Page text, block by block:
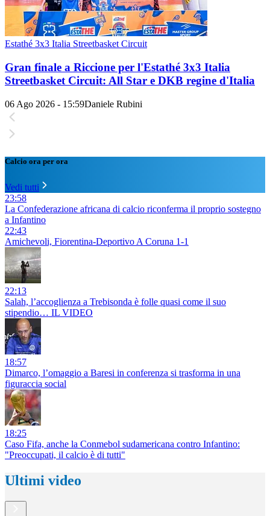
Estathé 3x3 Italia Streetbasket Circuit
Gran finale a Riccione per l'Estathé 3x3 Italia
Streetbasket Circuit: All Star e DKB regine d'Italia
06 Ago 2026 - 15:59Daniele Rubini
Calcio ora per ora
Vedi tutti
23:58
La Confederazione africana di calcio riconferma il proprio sostegno
a Infantino
22:43
Amichevoli, Fiorentina-Deportivo A Coruna 1-1
22:13
Salah, l’accoglienza a Trebisonda è folle quasi come il suo
stipendio… IL VIDEO
18:57
Dimarco, l’omaggio a Baresi in conferenza si trasforma in una
figuraccia social
18:25
Caso Fifa, anche la Conmebol sudamericana contro Infantino:
"Preoccupati, il calcio è di tutti"
Ultimi video